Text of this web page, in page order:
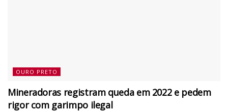
OURO PRETO
Mineradoras registram queda em 2022 e pedem
rigor com garimpo ilegal